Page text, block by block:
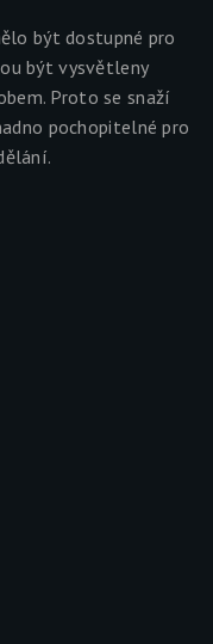
být dostupné pro
být vysvětleny
Proto se snaží
pochopitelné pro